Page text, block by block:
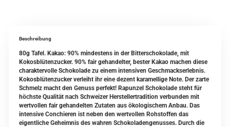
Beschreibung
80g Tafel. Kakao: 90% mindestens in der Bitterschokolade, mit
Kokosblütenzucker. 90% fair gehandelter, bester Kakao machen diese
charaktervolle Schokolade zu einem intensiven Geschmackserlebnis.
Kokosblütenzucker verleiht ihr eine dezent karamellige Note. Der zarte
Schmelz macht den Genuss perfekt! Rapunzel Schokolade steht für
höchste Qualität nach Schweizer Herstellertradition verbunden mit
wertvollen fair gehandelten Zutaten aus ökologischem Anbau. Das
intensive Conchieren ist neben den wertvollen Rohstoffen das
eigentliche Geheimnis des wahren Schokoladengenusses. Durch die